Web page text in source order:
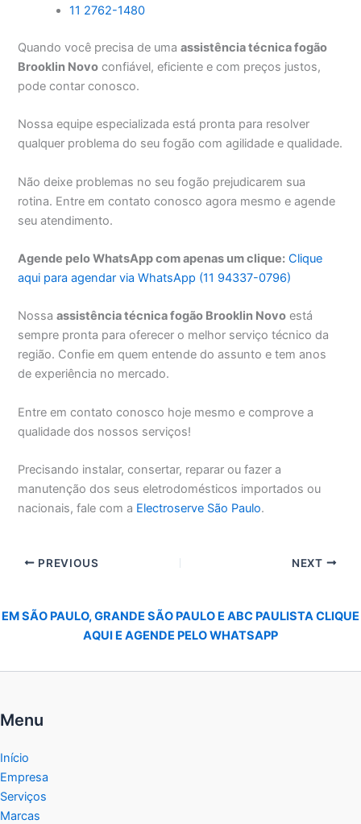
11 2762-1480
Quando você precisa de umaassistência técnica fogão
Brooklin Novo confiável, eficiente e com preços justos,
pode contar conosco.
Nossa equipe especializada está pronta para resolver
qualquer problema do seu fogão com agilidade e qualidade.
Não deixe problemas no seu fogão prejudicarem sua
rotina. Entre em contato conosco agora mesmo e agende
seu atendimento.
Agende pelo WhatsApp com apenas um clique: Clique
aqui para agendar via WhatsApp (11 94337-0796)
Nossaassistência técnica fogão Brooklin Novo está
sempre pronta para oferecer o melhor serviço técnico da
região. Confie em quem entende do assunto e tem anos
de experiência no mercado.
Entre em contato conosco hoje mesmo e comprove a
qualidade dos nossos serviços!
Precisando instalar, consertar, reparar ou fazer a
manutenção dos seus eletrodomésticos importados ou
nacionais, fale com a Electroserve São Paulo.
PREVIOUS NEXT
EM SÃO PAULO, GRANDE SÃO PAULO E ABC PAULISTA CLIQUE
AQUI E AGENDE PELO WHATSAPP
Menu
Início
Empresa
Serviços
Marcas